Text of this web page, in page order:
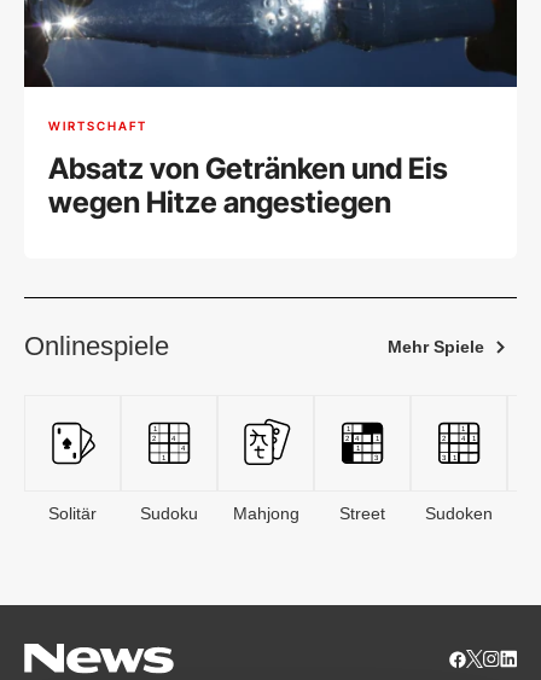
WIRTSCHAFT
Absatz von Getränken und Eis
wegen Hitze angestiegen
Onlinespiele Mehr Spiele
Solitär Sudoku Mahjong Street Sudoken